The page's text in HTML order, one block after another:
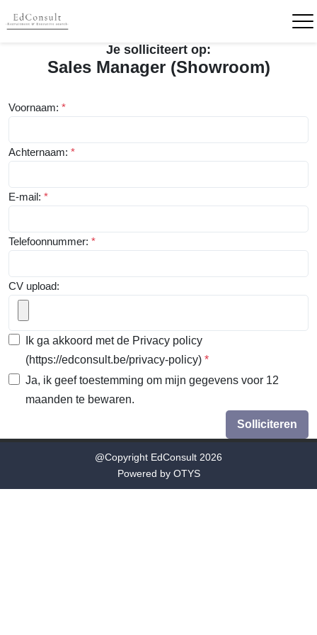
Je solliciteert op:
Sales Manager (Showroom)
Voornaam: *
Achternaam: *
E-mail: *
Telefoonnummer: *
CV upload:
Ik ga akkoord met de Privacy policy
(https://edconsult.be/privacy-policy) *
Ja, ik geef toestemming om mijn gegevens voor 12
maanden te bewaren.
Solliciteren
@Copyright EdConsult 2026
Powered by OTYS